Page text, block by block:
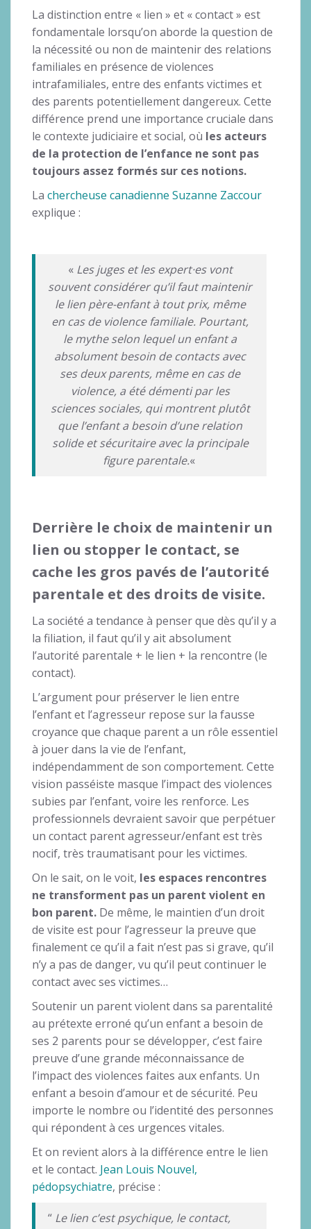
La distinction entre « lien » et « contact » est
fondamentale lorsqu’on aborde la question de
la nécessité ou non de maintenir des relations
familiales en présence de violences
intrafamiliales, entre des enfants victimes et
des parents potentiellement dangereux. Cette
différence prend une importance cruciale dans
le contexte judiciaire et social, où les acteurs
de la protection de l’enfance ne sont pas
toujours assez formés sur ces notions.
La chercheuse canadienne Suzanne Zaccour
explique :
« Les juges et les expert·es vont
souvent considérer qu’il faut maintenir
le lien père-enfant à tout prix, même
en cas de violence familiale. Pourtant,
le mythe selon lequel un enfant a
absolument besoin de contacts avec
ses deux parents, même en cas de
violence, a été démenti par les
sciences sociales, qui montrent plutôt
que l’enfant a besoin d’une relation
solide et sécuritaire avec la principale
figure parentale.«
Derrière le choix de maintenir un
lien ou stopper le contact, se
cache les gros pavés de l’autorité
parentale et des droits de visite.
La société a tendance à penser que dès qu’il y a
la filiation, il faut qu’il y ait absolument
l’autorité parentale + le lien + la rencontre (le
contact).
L’argument pour préserver le lien entre
l’enfant et l’agresseur repose sur la fausse
croyance que chaque parent a un rôle essentiel
à jouer dans la vie de l’enfant,
indépendamment de son comportement. Cette
vision passéiste masque l’impact des violences
subies par l’enfant, voire les renforce. Les
professionnels devraient savoir que perpétuer
un contact parent agresseur/enfant est très
nocif, très traumatisant pour les victimes.
On le sait, on le voit, les espaces rencontres
ne transforment pas un parent violent en
bon parent. De même, le maintien d’un droit
de visite est pour l’agresseur la preuve que
finalement ce qu’il a fait n’est pas si grave, qu’il
n’y a pas de danger, vu qu’il peut continuer le
contact avec ses victimes…
Soutenir un parent violent dans sa parentalité
au prétexte erroné qu’un enfant a besoin de
ses 2 parents pour se développer, c’est faire
preuve d’une grande méconnaissance de
l’impact des violences faites aux enfants. Un
enfant a besoin d’amour et de sécurité. Peu
importe le nombre ou l’identité des personnes
qui répondent à ces urgences vitales.
Et on revient alors à la différence entre le lien
et le contact. Jean Louis Nouvel,
pédopsychiatre, précise :
“ Le lien c’est psychique, le contact,